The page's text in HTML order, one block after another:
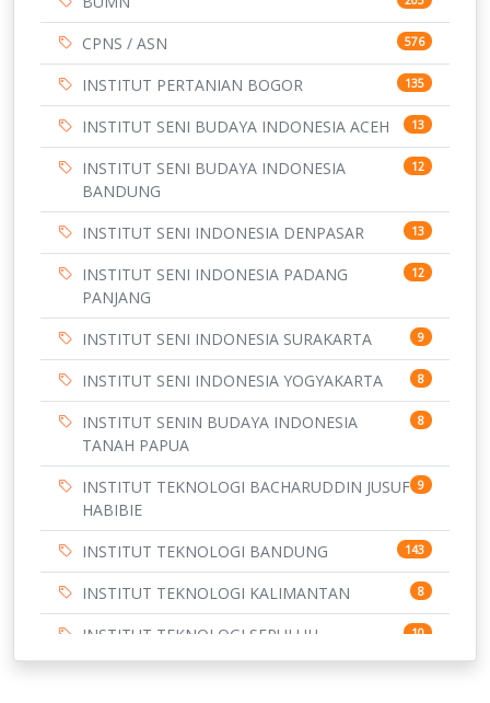
CPNS / ASN 576
INSTITUT PERTANIAN BOGOR 135
INSTITUT SENI BUDAYA INDONESIA ACEH 13
INSTITUT SENI BUDAYA INDONESIA
BANDUNG
12
INSTITUT SENI INDONESIA DENPASAR 13
INSTITUT SENI INDONESIA PADANG
PANJANG
12
INSTITUT SENI INDONESIA SURAKARTA 9
INSTITUT SENI INDONESIA YOGYAKARTA 8
INSTITUT SENIN BUDAYA INDONESIA
TANAH PAPUA
8
INSTITUT TEKNOLOGI BACHARUDDIN JUSUF
HABIBIE
9
INSTITUT TEKNOLOGI BANDUNG 143
INSTITUT TEKNOLOGI KALIMANTAN 8
INSTITUT TEKNOLOGI SEPULUH
NOVEMBER
10